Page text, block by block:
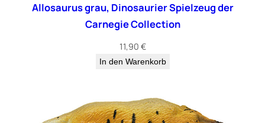
Allosaurus grau, Dinosaurier Spielzeug der
Carnegie Collection
11,90 €
In den Warenkorb